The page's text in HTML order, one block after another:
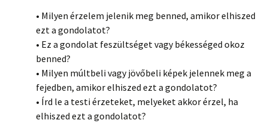
• Milyen érzelem jelenik meg benned, amikor elhiszed
ezt a gondolatot?
• Ez a gondolat feszültséget vagy békességed okoz
benned?
• Milyen múltbeli vagy jövőbeli képek jelennek meg a
fejedben, amikor elhiszed ezt a gondolatot?
• Írd le a testi érzeteket, melyeket akkor érzel, ha
elhiszed ezt a gondolatot?